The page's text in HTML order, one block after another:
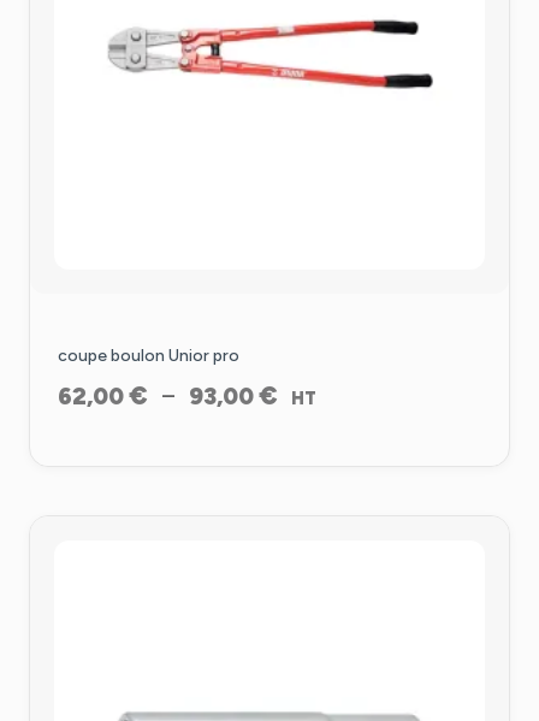
coupe boulon Unior pro
62,00€ – 93,00€ Plage
HT